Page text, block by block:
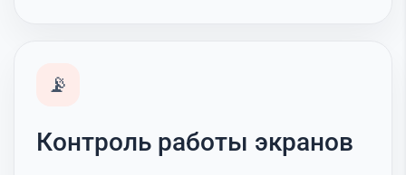
📡
Контроль работы экранов